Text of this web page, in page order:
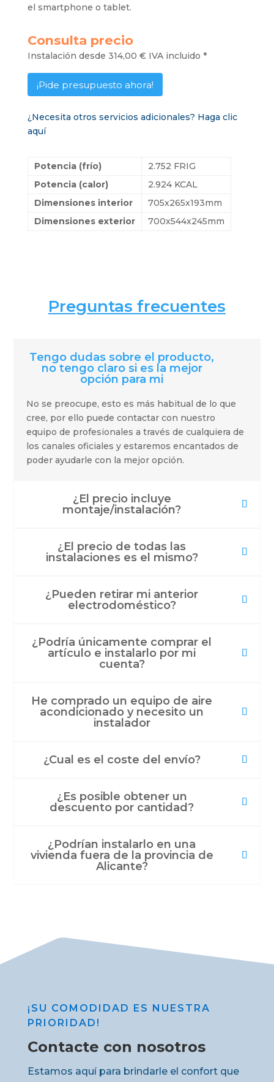
el smartphone o tablet.
Consulta precio
Instalación desde 314,00 € IVA incluido *
¡Pide presupuesto ahora!
¿Necesita otros servicios adicionales? Haga clic
aquí
Potencia (frío)
2.752 FRIG
Potencia (calor)
2.924 KCAL
Dimensiones interior
705x265x193mm
Dimensiones exterior
700x544x245mm
Preguntas frecuentes
Tengo dudas sobre el producto,
no tengo claro si es la mejor
opción para mi
No se preocupe, esto es más habitual de lo que
cree, por ello puede contactar con nuestro
equipo de profesionales a través de cualquiera de
los canales oficiales y estaremos encantados de
poder ayudarle con la mejor opción.
¿El precio incluye
montaje/instalación?
¿El precio de todas las
instalaciones es el mismo?
¿Pueden retirar mi anterior
electrodoméstico?
¿Podría únicamente comprar el
artículo e instalarlo por mi
cuenta?
He comprado un equipo de aire
acondicionado y necesito un
instalador
¿Cual es el coste del envío?
¿Es posible obtener un
descuento por cantidad?
¿Podrían instalarlo en una
vivienda fuera de la provincia de
Alicante?
¡SU COMODIDAD ES NUESTRA
PRIORIDAD!
Contacte con nosotros
Estamos aquí para brindarle el confort que